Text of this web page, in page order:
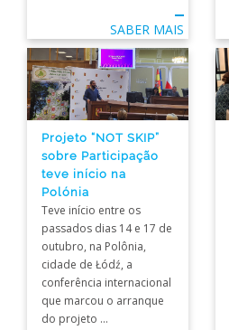
SABER MAIS
Projeto “NOT SKIP”
sobre Participação
teve início na
Polónia
Teve início entre os
passados dias 14 e 17 de
outubro, na Polônia,
cidade de Łódź, a
conferência internacional
que marcou o arranque
do projeto ...